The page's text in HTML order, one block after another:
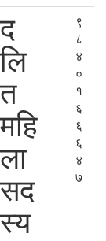
द
लि
त
महि
ला
सद
स्य
९
८
४
०
१
६
६
६
४
७